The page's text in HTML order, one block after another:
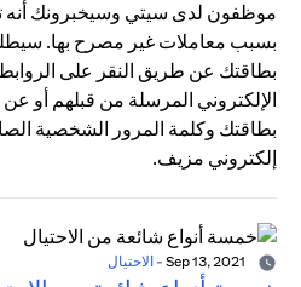
موظفون لدى سيتي وسيخبرونك أنه
بسبب معاملات غير مصرح بها.
بطاقتك عن طريق النقر على
الإلكتروني المرسلة من قبلهم أو
بطاقتك وكلمة المرور الشخصية
إلكتروني مزيف.
- الاحتيال